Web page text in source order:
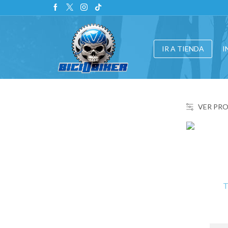
IR A TIENDA
VER